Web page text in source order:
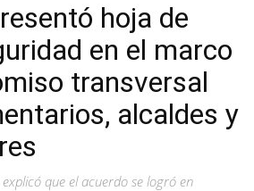
hoja de
en el marco
transversal
alcaldes y
que el acuerdo se logró en